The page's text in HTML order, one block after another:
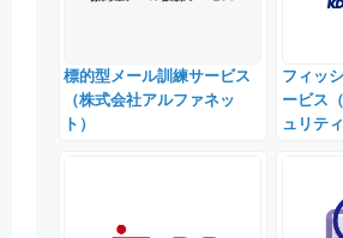
標的型メール訓練サービス
（株式会社アルファネッ
ト）
フィッ
ービス
ュリテ